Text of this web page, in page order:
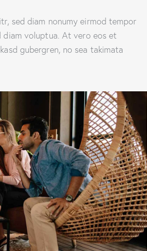
sed diam nonumy eirmod tempor
voluptua. At vero eos et
gubergren, no sea takimata